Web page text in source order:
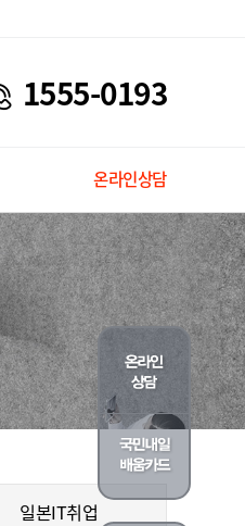
1555-0193
온라인상담
일본IT취업